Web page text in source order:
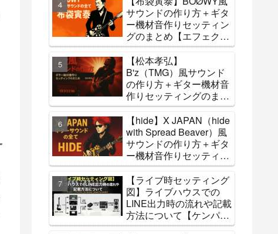
サウンドの作り方＋ギタ
ー機材音作りセッティン
グのまとめ【エフェクタ
ー・アンプ】
【松本孝弘】
B'z（TMG）風サウンド
の作り方＋ギター機材音
作りセッティングのまと
め【エフェクター・アン
プ】
【hide】X JAPAN（hide
with Spread Beaver）風
サウンドの作り方＋ギタ
ー機材音作りセッティン
グのまとめ【エフェクタ
ー・アンプ】【コピーバ
ンドへ参考】
【ライブ時セッティング
図】ライブハウスでの
LINE出力時の流れや記載
方法について【ケンパ
ー・フラクタル・hx